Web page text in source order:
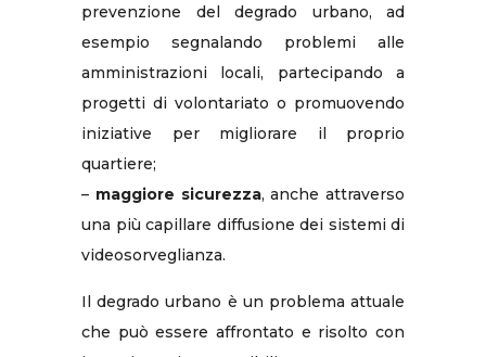
prevenzione del degrado urbano, ad
esempio segnalando problemi alle
amministrazioni locali, partecipando a
progetti di volontariato o promuovendo
iniziative per migliorare il proprio
quartiere;
– maggiore sicurezza, anche attraverso
una più capillare diffusione dei sistemi di
videosorveglianza.
Il degrado urbano è un problema attuale
che può essere affrontato e risolto con